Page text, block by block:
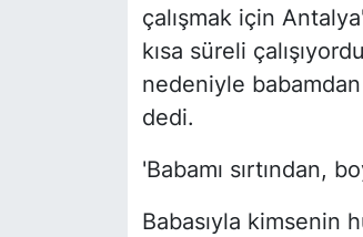
çalışmak için
kısa süreli
nedeniyle
dedi.
'Babamı sırtından,
Babasıyla kimsenin